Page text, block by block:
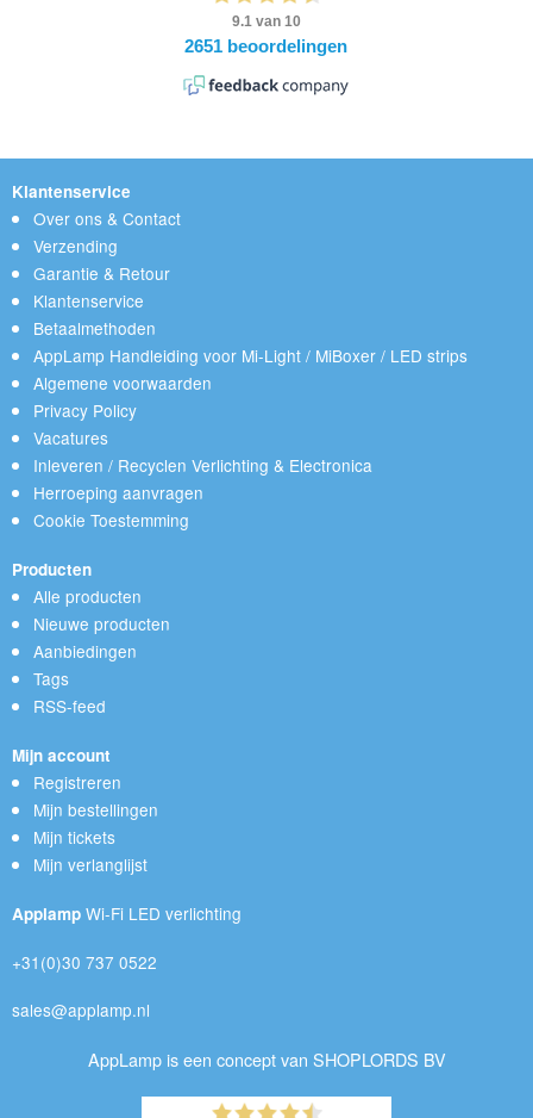
Klantenservice
Over ons & Contact
Verzending
Garantie & Retour
Klantenservice
Betaalmethoden
AppLamp Handleiding voor Mi-Light / MiBoxer / LED strips
Algemene voorwaarden
Privacy Policy
Vacatures
Inleveren / Recyclen Verlichting & Electronica
Herroeping aanvragen
Cookie Toestemming
Producten
Alle producten
Nieuwe producten
Aanbiedingen
Tags
RSS-feed
Mijn account
Registreren
Mijn bestellingen
Mijn tickets
Mijn verlanglijst
Applamp Wi-Fi LED verlichting
+31(0)30 737 0522
sales@applamp.nl
AppLamp is een concept van SHOPLORDS BV